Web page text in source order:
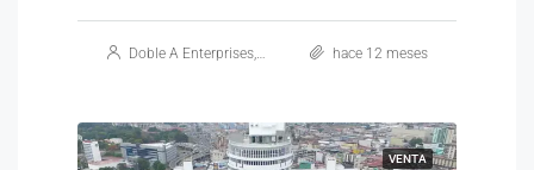
Doble A Enterprises, S.A. hace 12 meses
VENTA